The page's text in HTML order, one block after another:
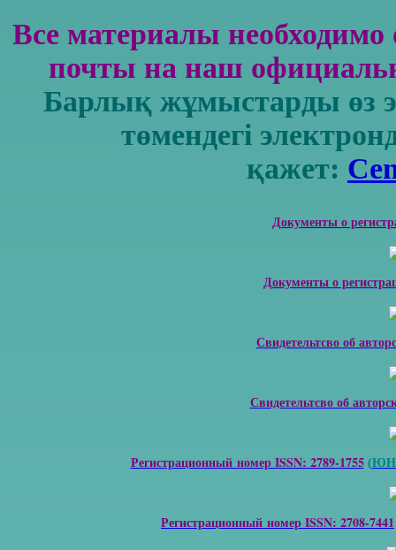
Все материалы необходимо
почты на наш
Барлық жұмыстарды өз
төмендегі
қажет:
Документы о
Документы о
Свидетельтсво об
Свидетельтсво об
Регистрационный номер ISSN: 2789-1755 (
Регистрационный номер ISSN: 2708-7441